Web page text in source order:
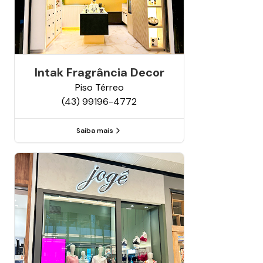
Intak Fragrância Decor
Piso Térreo
(43) 99196-4772
Saiba mais